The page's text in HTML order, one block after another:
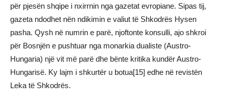
për pjesën shqipe i nxirrnin nga gazetat evropiane. Sipas tij,
gazeta ndodhet nën ndikimin e valiut të Shkodrës Hysen
pasha. Qysh në numrin e parë, njoftonte konsulli, ajo shkroi
për Bosnjën e pushtuar nga monarkia dualiste (Austro-
Hungaria) një vit më parë dhe bënte kritika kundër Austro-
Hungarisë. Ky lajm i shkurtër u botua[15] edhe në revistën
Leka të Shkodrës.